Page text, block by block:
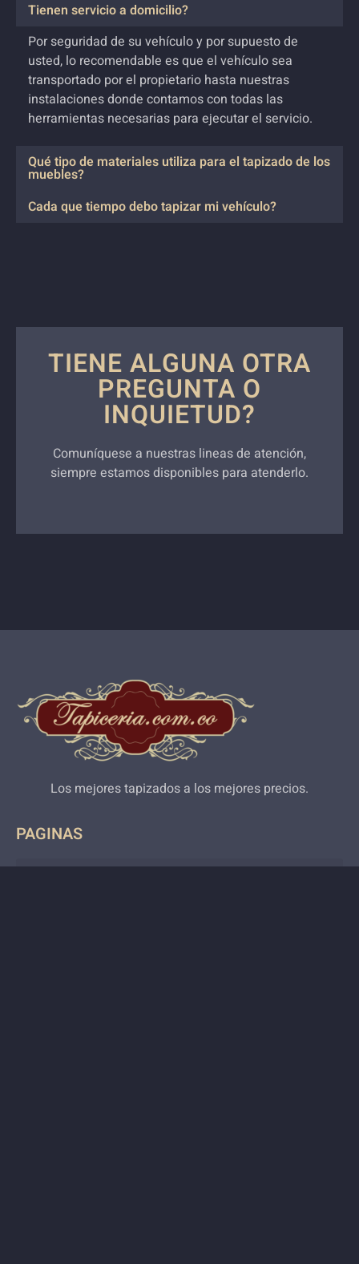
Tienen servicio a domicilio?
Por seguridad de su vehículo y por supuesto de
usted, lo recomendable es que el vehículo sea
transportado por el propietario hasta nuestras
instalaciones donde contamos con todas las
herramientas necesarias para ejecutar el servicio.
Qué tipo de materiales utiliza para el tapizado de los
muebles?
Cada que tiempo debo tapizar mi vehículo?
TIENE ALGUNA OTRA
PREGUNTA O
INQUIETUD?
Comuníquese a nuestras lineas de atención,
siempre estamos disponibles para atenderlo.
Los mejores tapizados a los mejores precios.
PAGINAS